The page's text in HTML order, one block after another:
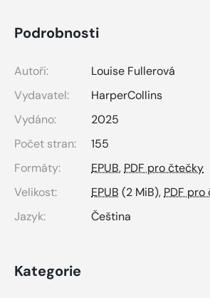
Podrobnosti
Autoři:
Louise Fullerová
Vydavatel:
HarperCollins
Vydáno:
2025
Počet stran:
155
Formáty:
EPUB, PDF pro čtečky
Velikost:
EPUB (2 MiB), PDF
Jazyk:
Čeština
Kategorie